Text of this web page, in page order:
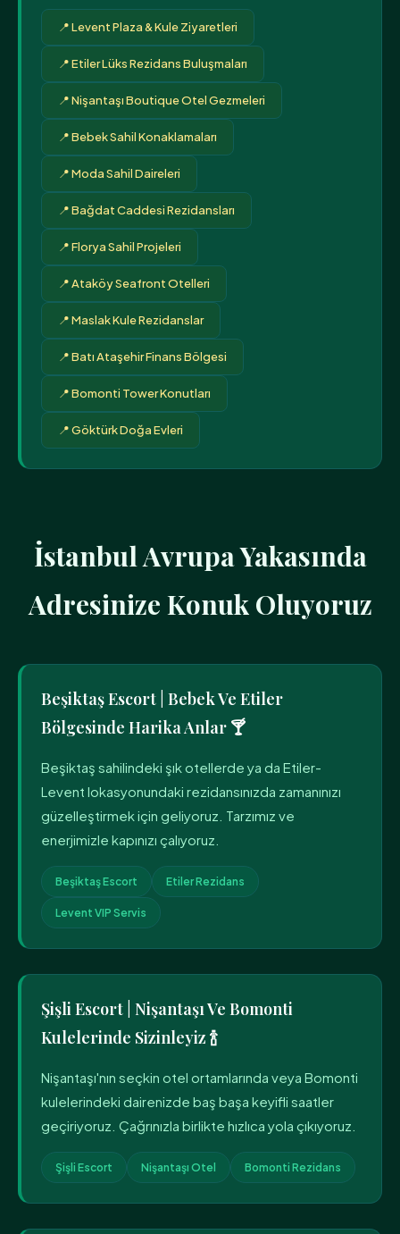
📍 Levent Plaza & Kule Ziyaretleri
📍 Etiler Lüks Rezidans Buluşmaları
📍 Nişantaşı Boutique Otel Gezmeleri
📍 Bebek Sahil Konaklamaları
📍 Moda Sahil Daireleri
📍 Bağdat Caddesi Rezidansları
📍 Florya Sahil Projeleri
📍 Ataköy Seafront Otelleri
📍 Maslak Kule Rezidanslar
📍 Batı Ataşehir Finans Bölgesi
📍 Bomonti Tower Konutları
📍 Göktürk Doğa Evleri
İstanbul Avrupa Yakasında
Adresinize Konuk Oluyoruz
Beşiktaş Escort | Bebek Ve Etiler
Bölgesinde Harika Anlar 🍸
Beşiktaş sahilindeki şık otellerde ya da Etiler-
Levent lokasyonundaki rezidansınızda zamanınızı
güzelleştirmek için geliyoruz. Tarzımız ve
enerjimizle kapınızı çalıyoruz.
Beşiktaş Escort Etiler Rezidans
Levent VIP Servis
Şişli Escort | Nişantaşı Ve Bomonti
Kulelerinde Sizinleyiz 🍾
Nişantaşı'nın seçkin otel ortamlarında veya Bomonti
kulelerindeki dairenizde baş başa keyifli saatler
geçiriyoruz. Çağrınızla birlikte hızlıca yola çıkıyoruz.
Şişli Escort Nişantaşı Otel Bomonti Rezidans